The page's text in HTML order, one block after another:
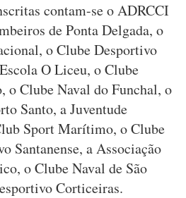
contam-se o ADRCCI
de Ponta Delgada, o
o Clube Desportivo
O Liceu, o Clube
o Clube Naval do Funchal, o
Santo, a Juventude
Sport Marítimo, o Clube
Santanense, a Associação
o Clube Naval de São
Corticeiras.